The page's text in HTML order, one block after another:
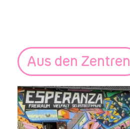
Aus den Zentren